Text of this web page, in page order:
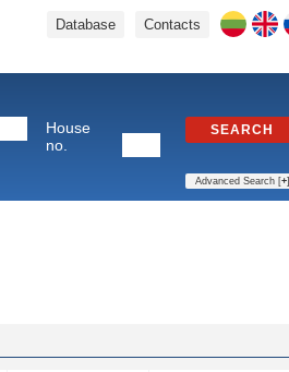
Contacts
Database
House
no.
SEARCH
Advanced Search [+]